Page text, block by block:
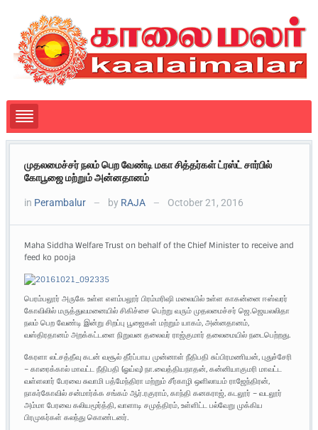
முதலமைச்சர் நலம் பெற வேண்டி மகா சித்தர்கள் ட்ரஸ்ட் சார்பில்
கோபூஜை மற்றும் அன்னதானம்
in Perambalur — by RAJA — October 21, 2016
Maha Siddha Welfare Trust on behalf of the Chief Minister to receive and
feed ko pooja
பெரம்பலூர் அருகே உள்ள எளம்பலூர் பிரம்மரிஷி மலையில் உள்ள காகன்னை ஈஸ்வரர்
கோவிலில் மருத்துவமனையில் சிகிச்சை பெற்று வரும் முதலமைச்சர் ஜெ.ஜெயலலிதா
நலம் பெற வேண்டி இன்று சிறப்பு பூஜைகள் மற்றும் யாகம், அன்னதானம்,
வஸ்திரதானம் அறக்கட்டளை நிறுவன தலைவர் ராஜ்குமார் தலைமையில் நடைபெற்றது.
கேரளா லட்சத்தீவு கடன் வசூல் தீர்ப்பாய முன்னாள் நீதிபதி சுப்பிரமணியன், புதுச்சேரி
– காரைக்கால் மாவட்ட நீதிபதி (ஓய்வு) நா.வைத்தியநாதன், கன்னியாகுமரி மாவட்ட
வள்ளலார் பேரவை சுவாமி பத்மேந்திரா மற்றும் சீர்காழி ஒளிலாயம் ராஜேந்திரன்,
நாகர்கோவில் சன்மார்க்க சங்கம் ஆர்.ரகுராம், காந்தி கனகராஜ், கடலூர் – வடலூர்
அம்மா பேரவை கலியமூர்த்தி, வாளாடி சமுத்திரம், உள்ளிட்ட பல்வேறு முக்கிய
பிரமுகர்கள் கலந்து கொண்டனர்.